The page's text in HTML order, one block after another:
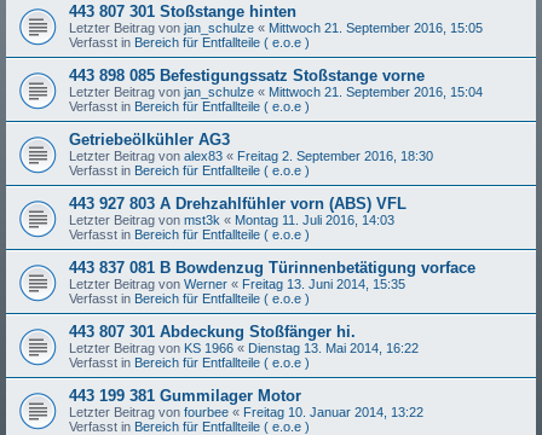
443 807 301 Stoßstange hinten
Letzter Beitrag von jan_schulze « Mittwoch 21. September 2016, 15:05
Verfasst in Bereich für Entfallteile ( e.o.e )
443 898 085 Befestigungssatz Stoßstange vorne
Letzter Beitrag von jan_schulze « Mittwoch 21. September 2016, 15:04
Verfasst in Bereich für Entfallteile ( e.o.e )
Getriebeölkühler AG3
Letzter Beitrag von alex83 « Freitag 2. September 2016, 18:30
Verfasst in Bereich für Entfallteile ( e.o.e )
443 927 803 A Drehzahlfühler vorn (ABS) VFL
Letzter Beitrag von mst3k « Montag 11. Juli 2016, 14:03
Verfasst in Bereich für Entfallteile ( e.o.e )
443 837 081 B Bowdenzug Türinnenbetätigung vorface
Letzter Beitrag von Werner « Freitag 13. Juni 2014, 15:35
Verfasst in Bereich für Entfallteile ( e.o.e )
443 807 301 Abdeckung Stoßfänger hi.
Letzter Beitrag von KS 1966 « Dienstag 13. Mai 2014, 16:22
Verfasst in Bereich für Entfallteile ( e.o.e )
443 199 381 Gummilager Motor
Letzter Beitrag von fourbee « Freitag 10. Januar 2014, 13:22
Verfasst in Bereich für Entfallteile ( e.o.e )